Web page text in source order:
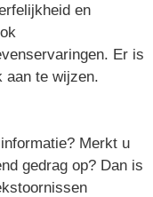
en
Er is
aan te wijzen.
Merkt u
gedrag op? Dan is